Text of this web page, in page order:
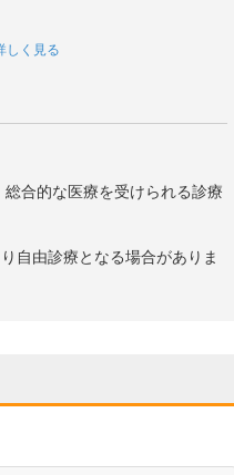
しく見る
合的な医療を受けられる診療
自由診療となる場合がありま